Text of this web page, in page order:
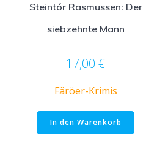
Steintór Rasmussen: Der
siebzehnte Mann
17,00€
Färöer-Krimis
In den Warenkorb